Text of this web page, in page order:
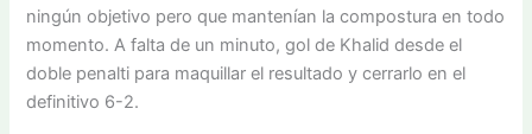
ningún objetivo pero que mantenían la compostura en todo
momento. A falta de un minuto, gol de Khalid desde el
doble penalti para maquillar el resultado y cerrarlo en el
definitivo 6-2.